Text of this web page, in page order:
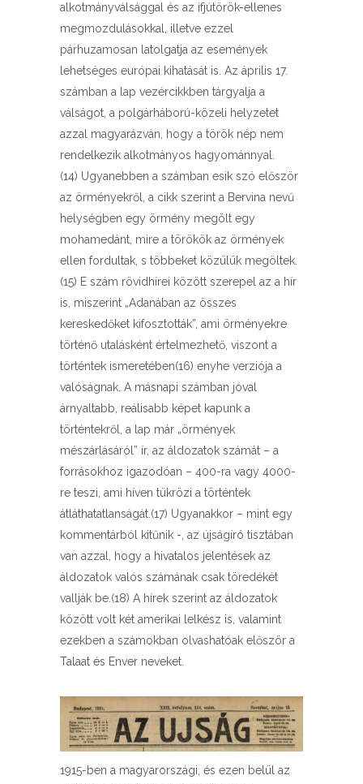
alkotmányválsággal és az ifjútörök-ellenes
megmozdulásokkal, illetve ezzel
párhuzamosan latolgatja az események
lehetséges európai kihatását is. Az április 17.
számban a lap vezércikkben tárgyalja a
válságot, a polgárháború-közeli helyzetet
azzal magyarázván, hogy a török nép nem
rendelkezik alkotmányos hagyománnyal.
(14) Ugyanebben a számban esik szó először
az örményekről, a cikk szerint a Bervina nevű
helységben egy örmény megölt egy
mohamedánt, mire a törökök az örmények
ellen fordultak, s többeket közülük megöltek.
(15) E szám rövidhírei között szerepel az a hír
is, miszerint „Adanában az összes
kereskedőket kifosztották”, ami örményekre
történő utalásként értelmezhető, viszont a
történtek ismeretében(16) enyhe verziója a
valóságnak. A másnapi számban jóval
árnyaltabb, reálisabb képet kapunk a
történtekről, a lap már „örmények
mészárlásáról” ír, az áldozatok számát – a
forrásokhoz igazodóan – 400-ra vagy 4000-
re teszi, ami híven tükrözi a történtek
átláthatatlanságát.(17) Ugyanakkor – mint egy
kommentárból kitűnik -, az újságíró tisztában
van azzal, hogy a hivatalos jelentések az
áldozatok valós számának csak töredékét
vallják be.(18) A hírek szerint az áldozatok
között volt két amerikai lelkész is, valamint
ezekben a számokban olvashatóak először a
Talaat és Enver neveket.
1915-ben a magyarországi, és ezen belül az